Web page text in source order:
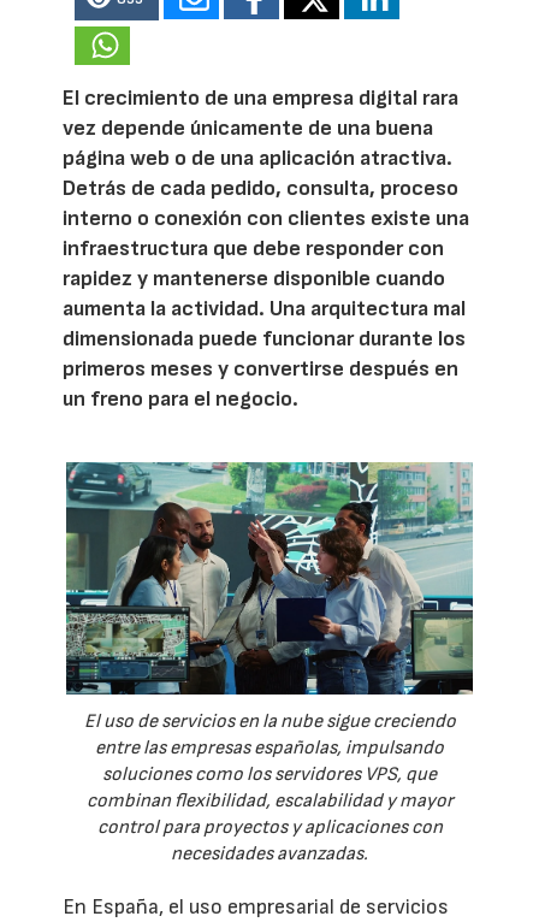
El crecimiento de una empresa digital rara
vez depende únicamente de una buena
página web o de una aplicación atractiva.
Detrás de cada pedido, consulta, proceso
interno o conexión con clientes existe una
infraestructura que debe responder con
rapidez y mantenerse disponible cuando
aumenta la actividad. Una arquitectura mal
dimensionada puede funcionar durante los
primeros meses y convertirse después en
un freno para el negocio.
El uso de servicios en la nube sigue creciendo
entre las empresas españolas, impulsando
soluciones como los servidores VPS, que
combinan flexibilidad, escalabilidad y mayor
control para proyectos y aplicaciones con
necesidades avanzadas.
En España, el uso empresarial de servicios